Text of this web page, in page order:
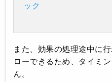
ック
また、効果の処理途中に
ローできるため、タイミ
ん。